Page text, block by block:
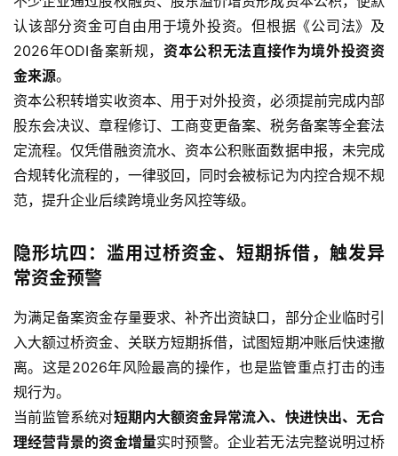
认该部分资金可自由用于境外投资。但根据《公司法》及
2026年ODI备案新规，资本公积无法直接作为境外投资资
金来源。
资本公积转增实收资本、用于对外投资，必须提前完成内部
股东会决议、章程修订、工商变更备案、税务备案等全套法
定流程。仅凭借融资流水、资本公积账面数据申报，未完成
合规转化流程的，一律驳回，同时会被标记为内控合规不规
范，提升企业后续跨境业务风控等级。
隐形坑四：滥用过桥资金、短期拆借，触发异
常资金预警
为满足备案资金存量要求、补齐出资缺口，部分企业临时引
入大额过桥资金、关联方短期拆借，试图短期冲账后快速撤
离。这是2026年风险最高的操作，也是监管重点打击的违
规行为。
当前监管系统对短期内大额资金异常流入、快进快出、无合
理经营背景的资金增量实时预警。企业若无法完整说明过桥